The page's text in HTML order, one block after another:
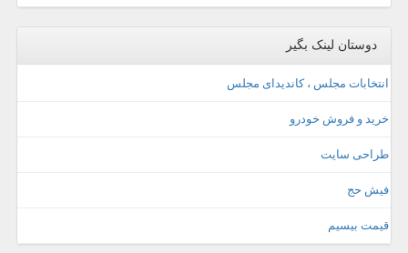
دوستان لینک بگیر
انتخابات مجلس ، کاندیدای مجلس
خرید و فروش خودرو
طراحی سایت
فیش حج
قیمت بیسیم